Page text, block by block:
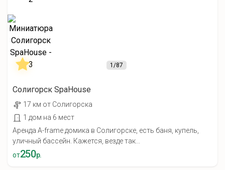
1/87
Солигорск SpaHouse
17 км от Солигорска
1 дом на 6 мест
Аренда A-frame домика в Солигорске, есть баня, купель,
уличный бассейн. Кажется, везде так...
от250р.